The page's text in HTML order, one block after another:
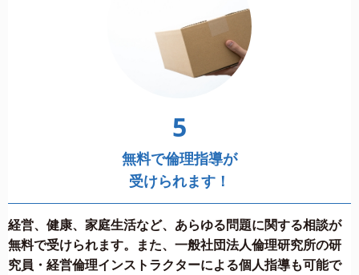
5
無料で倫理指導が
受けられます！
経営、健康、家庭生活など、あらゆる問題に関する相談が
無料で受けられます。また、一般社団法人倫理研究所の研
究員・経営倫理インストラクターによる個人指導も可能で